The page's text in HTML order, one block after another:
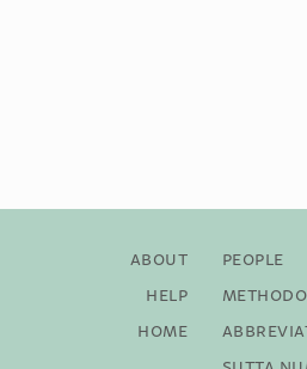
About
Help
Home
People